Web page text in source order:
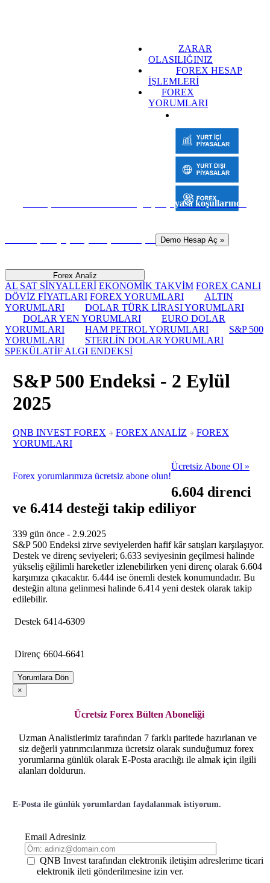
ZARAR
OLASILIĞINIZ
FOREX HESAP
İŞLEMLERİ
FOREX
YORUMLARI
Sanal para ile risk almadan gerçek piyasa koşullarında
Demo Hesap Aç »
Forex Analiz
AL SAT SİNYALLERİ EKONOMİK TAKVİM FOREX CANLI
DÖVİZ FİYATLARI FOREX YORUMLARI
ALTIN
YORUMLARI
DOLAR TÜRK LİRASI YORUMLARI
DOLAR YEN YORUMLARI
EURO DOLAR
YORUMLARI
HAM PETROL YORUMLARI
S&P 500
YORUMLARI
STERLİN DOLAR YORUMLARI
SPEKÜLATİF ALGI ENDEKSİ
S&P 500 Endeksi - 2 Eylül
2025
QNB INVEST FOREX FOREX ANALİZ
FOREX
YORUMLARI
Forex yorumlarımıza ücretsiz abone olun!
Ücretsiz Abone Ol »
6.604 direnci
ve 6.414 desteği takip ediliyor
339 gün önce - 2.9.2025
S&P 500 Endeksi zirve seviyelerden hafif kâr satışları karşılaşıyor.
Destek ve direnç seviyeleri; 6.633 seviyesinin geçilmesi halinde
yükseliş eğilimli hareketler izlenebilirken yeni direnç olarak 6.604
karşımıza çıkacaktır. 6.444 ise önemli destek konumundadır. Bu
desteğin altına gelinmesi halinde 6.414 yeni destek olarak takip
edilebilir.
Destek 6414-6309
Direnç 6604-6641
Yorumlara Dön
×
Ücretsiz Forex Bülten Aboneliği
Uzman Analistlerimiz tarafından 7 farklı paritede hazırlanan ve
siz değerli yatırımcılarımıza ücretsiz olarak sunduğumuz forex
yorumlarına günlük olarak E-Posta aracılığı ile almak için ilgili
alanları doldurun.
E-Posta ile günlük yorumlardan faydalanmak istiyorum.
Email Adresiniz
QNB Invest tarafından elektronik iletişim adreslerime ticari
elektronik ileti gönderilmesine izin ver.